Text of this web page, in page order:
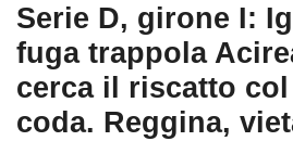
Serie D, girone I:
fuga trappola
cerca il riscatto
coda. Reggina,